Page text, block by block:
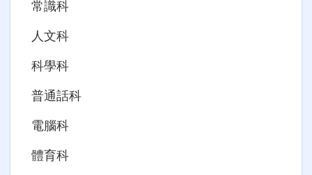
常識科
人文科
科學科
普通話科
電腦科
體育科